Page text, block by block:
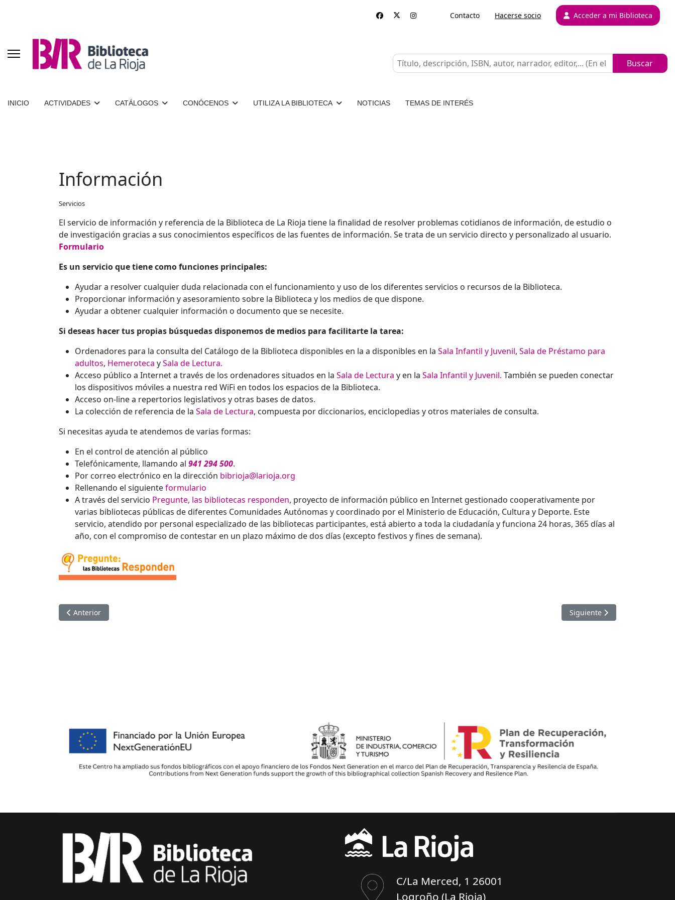
Contacto Hacerse socio Acceder a mi Biblioteca
INICIO ACTIVIDADES CATÁLOGOS CONÓCENOS UTILIZA LA BIBLIOTECA NOTICIAS TEMAS DE INTERÉS
Información
Servicios
El servicio de información y referencia de la Biblioteca de La Rioja tiene la finalidad de resolver problemas cotidianos de información, de estudio o
de investigación gracias a sus conocimientos específicos de las fuentes de información. Se trata de un servicio directo y personalizado al usuario.
Formulario
Es un servicio que tiene como funciones principales:
Ayudar a resolver cualquier duda relacionada con el funcionamiento y uso de los diferentes servicios o recursos de la Biblioteca.
Proporcionar información y asesoramiento sobre la Biblioteca y los medios de que dispone.
Ayudar a obtener cualquier información o documento que se necesite.
Si deseas hacer tus propias búsquedas disponemos de medios para facilitarte la tarea:
Ordenadores para la consulta del Catálogo de la Biblioteca disponibles en la a disponibles en la Sala Infantil y Juvenil, Sala de Préstamo para
adultos, Hemeroteca ySala de Lectura.
Acceso público a Internet a través de los ordenadores situados en la Sala de Lectura y en la Sala Infantil y Juvenil. También se pueden conectar
los dispositivos móviles a nuestra red WiFi en todos los espacios de la Biblioteca.
Acceso on-line a repertorios legislativos y otras bases de datos.
La colección de referencia de la Sala de Lectura, compuesta por diccionarios, enciclopedias y otros materiales de consulta.
Si necesitas ayuda te atendemos de varias formas:
En el control de atención al público
Telefónicamente, llamando al 941 294 500.
Por correo electrónico en la dirección bibrioja@larioja.org
Rellenando el siguienteformulario
A través del servicio Pregunte, las bibliotecas responden, proyecto de información público en Internet gestionado cooperativamente por
varias bibliotecas públicas de diferentes Comunidades Autónomas y coordinado por el Ministerio de Educación, Cultura y Deporte. Este
servicio, atendido por personal especializado de las bibliotecas participantes, está abierto a toda la ciudadanía y funciona 24 horas, 365 días al
año, con el compromiso de contestar en un plazo máximo de dos días (excepto festivos y fines de semana).
Artículo anterior: Consulta de publicaciones en línea y electrónicas
Anterior Artículo siguiente: Visitas
Siguiente
C/La Merced, 1 26001
Logroño (La Rioja)